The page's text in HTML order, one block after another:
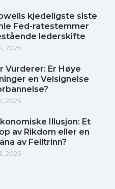
kjedeligste siste
Fed-ratestemmer
lederskifte
2025
Vurderer: Er Høye
en Velsignelse
2025
Illusjon: Et
av Rikdom eller en
av Feiltrinn?
2025